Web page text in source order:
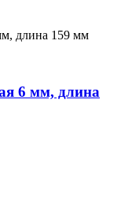
6 мм, длина